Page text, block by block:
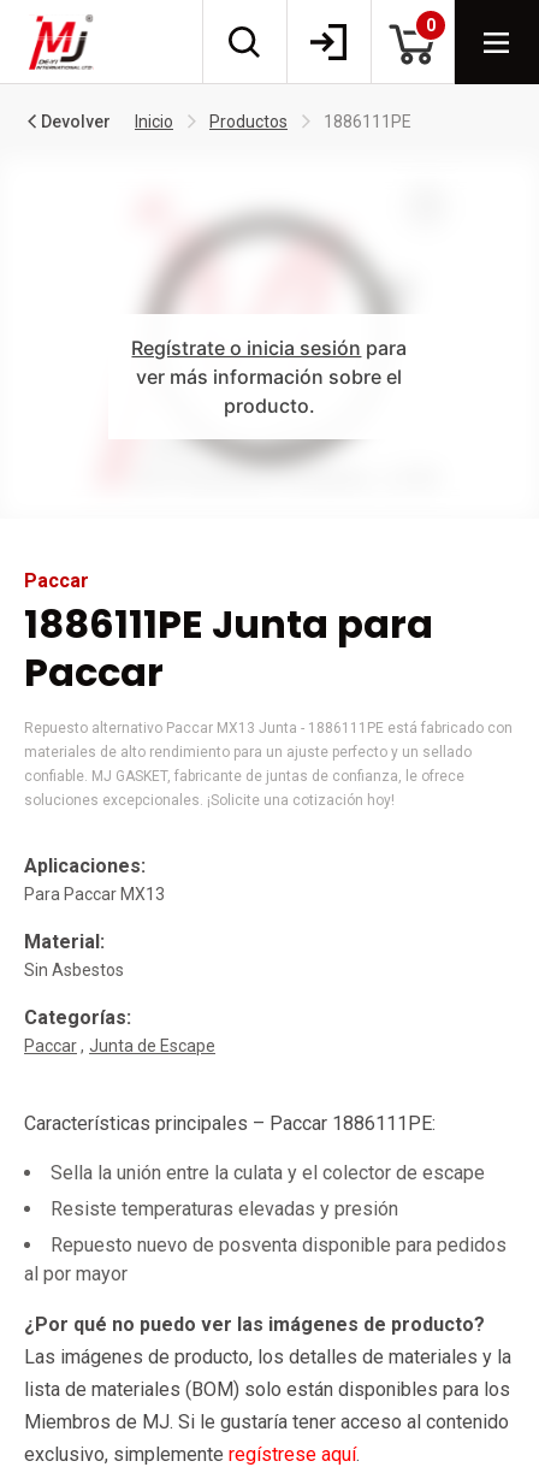
0
Devolver Inicio Productos 1886111PE
Regístrate o inicia sesión para
ver más información sobre el
producto.
Paccar
1886111PE Junta para
Paccar
Repuesto alternativo Paccar MX13 Junta - 1886111PE está fabricado con
materiales de alto rendimiento para un ajuste perfecto y un sellado
confiable. MJ GASKET, fabricante de juntas de confianza, le ofrece
soluciones excepcionales. ¡Solicite una cotización hoy!
Aplicaciones:
Para Paccar MX13
Material:
Sin Asbestos
Categorías:
Paccar Junta de Escape
Características principales – Paccar 1886111PE:
Sella la unión entre la culata y el colector de escape
Resiste temperaturas elevadas y presión
Repuesto nuevo de posventa disponible para pedidos
al por mayor
¿Por qué no puedo ver las imágenes de producto?
Las imágenes de producto, los detalles de materiales y la
lista de materiales (BOM) solo están disponibles para los
Miembros de MJ. Si le gustaría tener acceso al contenido
exclusivo, simplemente regístrese aquí.